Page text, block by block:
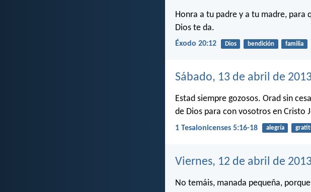
Honra a tu padre y a tu madre, para
Dios te da.
Éxodo 20:12 Dios bendición familia
Sábado, 13 de abril de
Estad siempre gozosos. Orad sin
de Dios para con vosotros en Cristo
1 Tesalonicenses 5:16-18 alegría
Viernes, 12 de abril de
No temáis, manada pequeña,